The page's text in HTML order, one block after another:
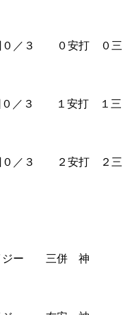
０安打 ０三
３ １安打 １三
２安打 ２三
ジー 三併 神